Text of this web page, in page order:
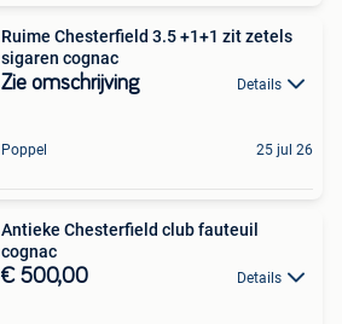
Ruime Chesterfield 3.5 +1+1 zit zetels
sigaren cognac
Zie omschrijving Details
Poppel 25 jul 26
Antieke Chesterfield club fauteuil
cognac
€ 500,00 Details